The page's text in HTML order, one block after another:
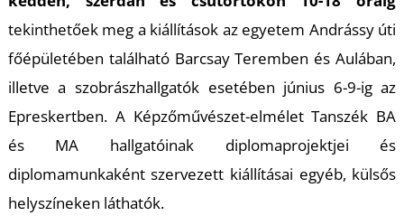
tekinthetőek meg a kiállítások az egyetem Andrássy úti
főépületében található Barcsay Teremben és Aulában,
illetve a szobrászhallgatók esetében június 6-9-ig az
Epreskertben. A Képzőművészet-elmélet Tanszék BA
és MA hallgatóinak diplomaprojektjei és
diplomamunkaként szervezett kiállításai egyéb, külsős
helyszíneken láthatók.